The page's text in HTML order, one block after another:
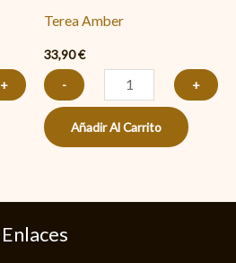
+
Terea Amber
33,90€
-
+
Añadir Al Carrito
Enlaces